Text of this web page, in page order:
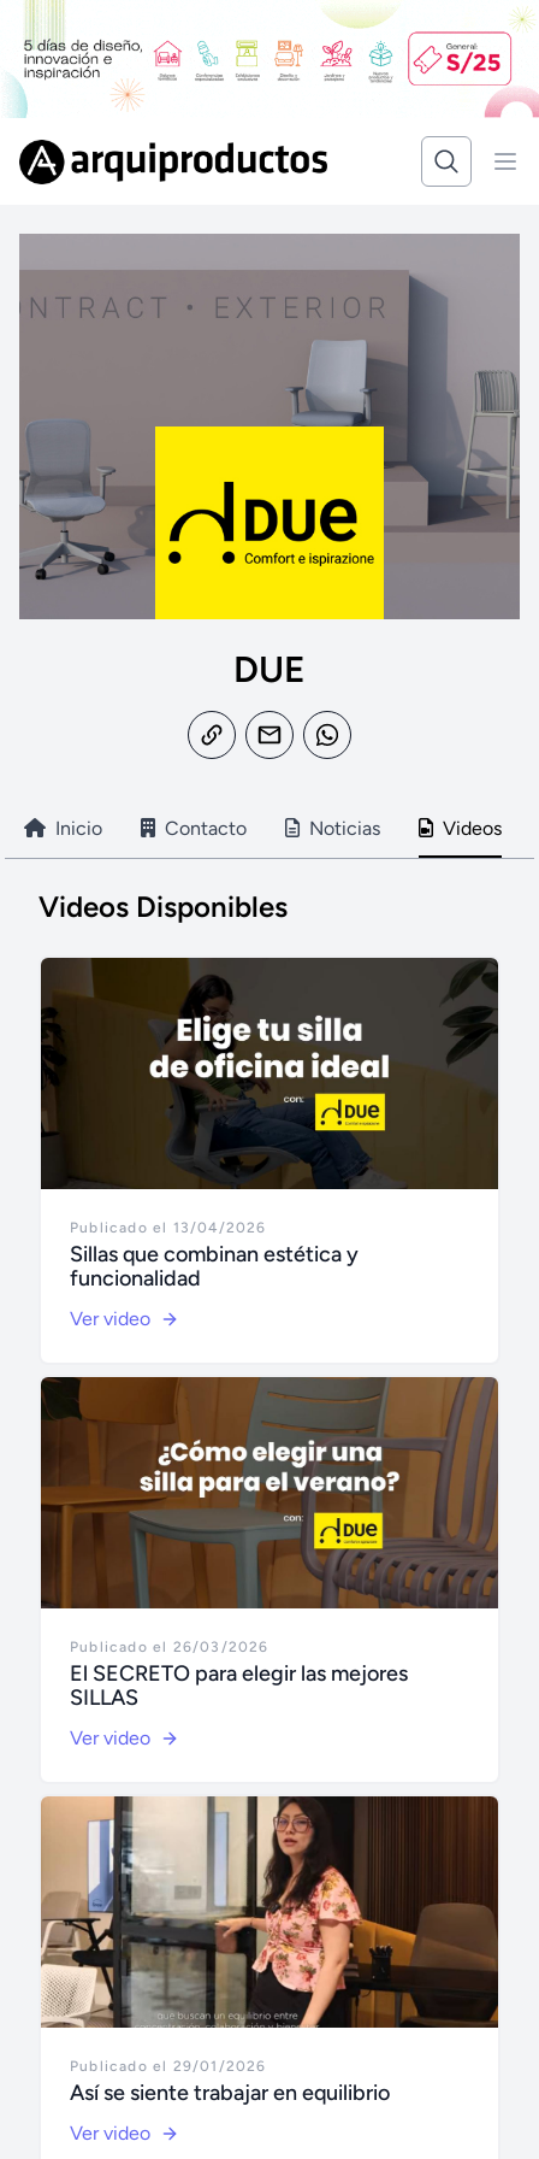
DUE
Inicio Contacto Noticias Videos
Videos Disponibles
Publicado el 13/04/2026
Sillas que combinan estética y
funcionalidad
Ver video
Publicado el 26/03/2026
El SECRETO para elegir las mejores
SILLAS
Ver video
Publicado el 29/01/2026
Así se siente trabajar en equilibrio
Ver video